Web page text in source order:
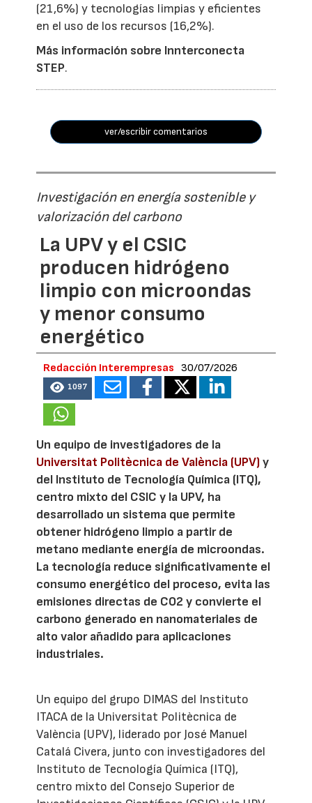
(21,6%) y tecnologías limpias y eficientes
en el uso de los recursos (16,2%).
Más información sobre Innterconecta
STEP.
ver/escribir comentarios
Investigación en energía sostenible y
valorización del carbono
La UPV y el CSIC
producen hidrógeno
limpio con microondas
y menor consumo
energético
Redacción Interempresas 30/07/2026
1097
Un equipo de investigadores de la
Universitat Politècnica de València (UPV)y
del Instituto de Tecnología Química (ITQ),
centro mixto del CSIC y la UPV, ha
desarrollado un sistema que permite
obtener hidrógeno limpio a partir de
metano mediante energía de microondas.
La tecnología reduce significativamente el
consumo energético del proceso, evita las
emisiones directas de CO2 y convierte el
carbono generado en nanomateriales de
alto valor añadido para aplicaciones
industriales.
Un equipo del grupo DIMAS del Instituto
ITACA de la Universitat Politècnica de
València (UPV), liderado por José Manuel
Catalá Civera, junto con investigadores del
Instituto de Tecnología Química (ITQ),
centro mixto del Consejo Superior de